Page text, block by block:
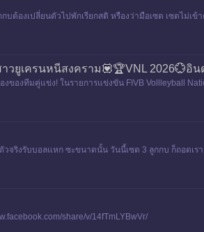
ต้องเปลี่ยนตัวไปพักเรียกสติ หรืองว่ามือเซต เซตไม่เข้
วยูเครนหนีสงคราม💟🏆VNL 2026💮อิ
ของทีมคู่แข่ง! ในรายการแข่งขัน FIVB Vollleyball
จริงรับบอลแหก ซะขนาดนั้น วันนี้เซต 3 ลูกกบ ก็ถอดเร
share/v/14fTmLYBwVr/